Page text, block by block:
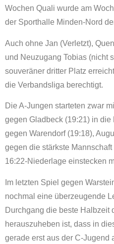
Wochen Quali wurde am
der Sporthalle Minden-Nord
Auch ohne Jan (Verletzt),
und Neuzugang Tobias (nicht
souveräner dritter Platz
die Verbandsliga berechtigt.
Die A-Jungen starteten zwar
gegen Gladbeck (19:21) in
gegen Warendorf (19:18),
gegen die stärkste
16:22-Niederlage einstecken
Im letzten Spiel gegen
nochmal eine überzeugende
Durchgang die beste Halbzeit
herauszuheben ist, dass in
gerade erst aus der C-Jugend